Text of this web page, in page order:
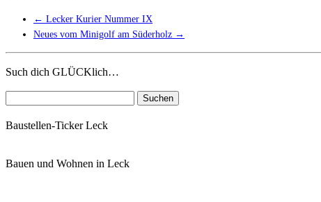
← Lecker Kurier Nummer IX
Neues vom Minigolf am Süderholz →
Such dich GLÜCKlich…
Baustellen-Ticker Leck
Bauen und Wohnen in Leck